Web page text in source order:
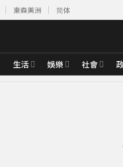
東森美洲 简体
生活 娛樂 社會